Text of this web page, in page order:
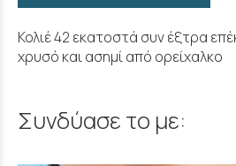
Κολιέ 42 εκατοστά συν έξτρα
χρυσό και ασημί από ορείχαλκο
Συνδύασε το με: